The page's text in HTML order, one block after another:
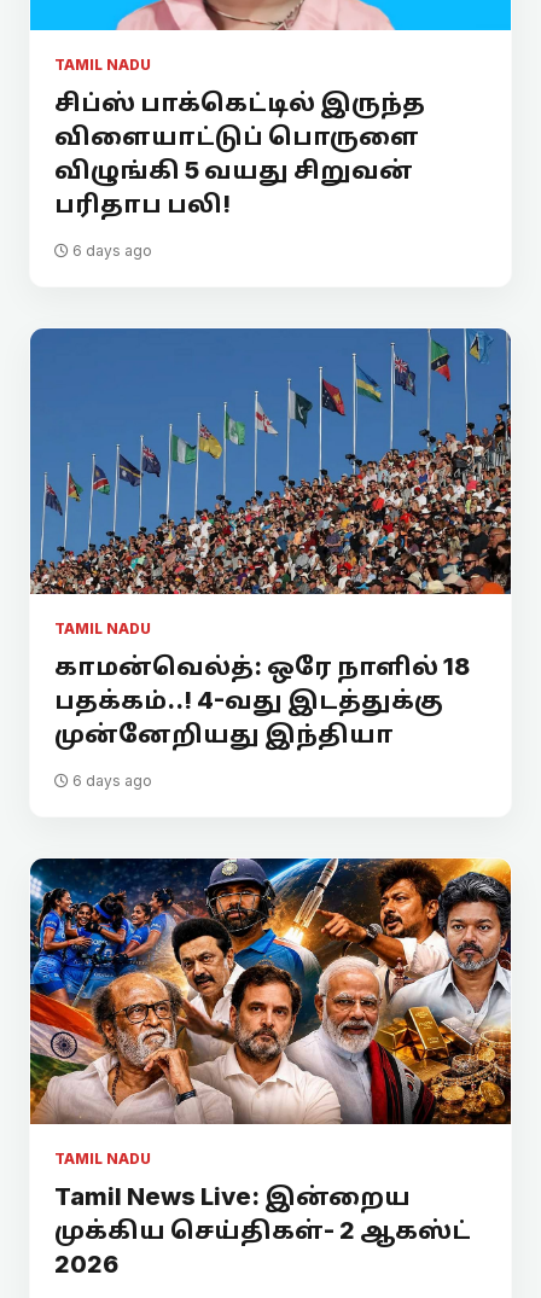
TAMIL NADU
சிப்ஸ் பாக்கெட்டில் இருந்த
விளையாட்டுப் பொருளை
விழுங்கி 5 வயது சிறுவன்
பரிதாப பலி!
6 days ago
TAMIL NADU
காமன்வெல்த்: ஒரே நாளில் 18
பதக்கம்..! 4-வது இடத்துக்கு
முன்னேறியது இந்தியா
6 days ago
TAMIL NADU
Tamil News Live: இன்றைய
முக்கிய செய்திகள்- 2 ஆகஸ்ட்
2026